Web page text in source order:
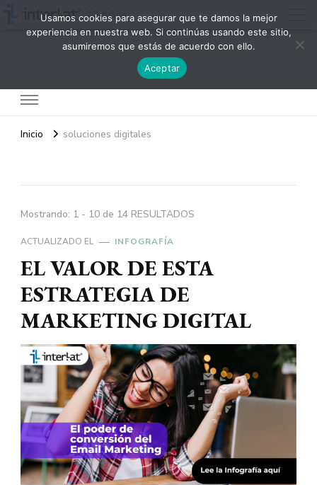
Inicio soluciones digitales
Mostrando: 1 - 10 de 14 RESULTADOS
ACTUALIZADO EL INFOGRAFÍA
EL VALOR DE ESTA
ESTRATEGIA DE
MARKETING DIGITAL
Usamos cookies para asegurar que te damos la mejor
experiencia en nuestra web. Si continúas usando este sitio,
asumiremos que estás de acuerdo con ello.
Aceptar